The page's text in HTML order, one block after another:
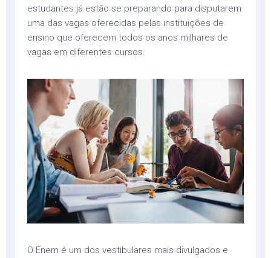
estudantes já estão se preparando para disputarem
uma das vagas oferecidas pelas instituições de
ensino que oferecem todos os anos milhares de
vagas em diferentes cursos.
O Enem é um dos vestibulares mais divulgados e